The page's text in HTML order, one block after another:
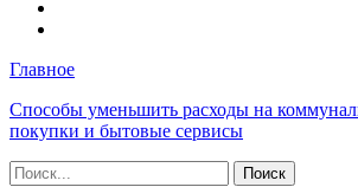
Главное
Способы уменьшить расходы на
покупки и бытовые сервисы